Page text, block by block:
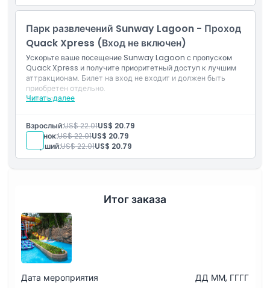
Парк развлечений Sunway Lagoon - Проход
Quack Xpress (Вход не включен)
Ускорьте ваше посещение Sunway Lagoon с пропуском
Quack Xpress и получите приоритетный доступ к лучшим
аттракционам. Билет на вход не входит и должен быть
приобретен отдельно.
Читать далее
Включено
Билет на вход не включен.
Взрослый:US$ 22.01US$ 20.79
Ребенок:US$ 22.01US$ 20.79
Старший:US$ 22.01US$ 20.79
Итог заказа
Дата мероприятия
ДД ММ, ГГГГ